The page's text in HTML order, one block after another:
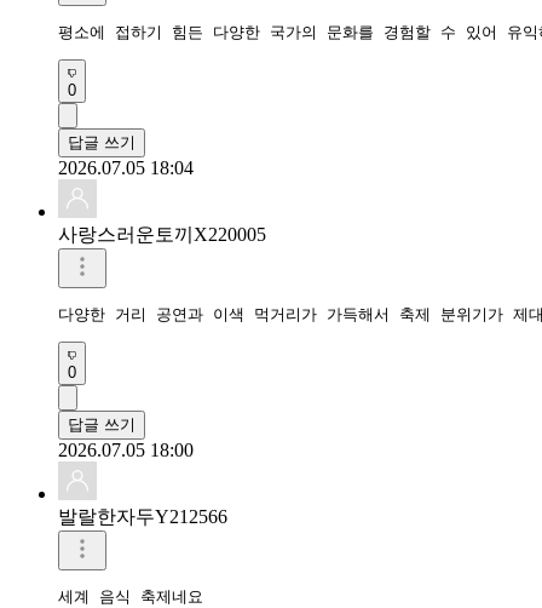
평소에 접하기 힘든 다양한 국가의 문화를 경험할 수 있어 유
0
답글 쓰기
2026.07.05 18:04
사랑스러운토끼X220005
다양한 거리 공연과 이색 먹거리가 가득해서 축제 분위기가
0
답글 쓰기
2026.07.05 18:00
발랄한자두Y212566
세계 음식 축제네요